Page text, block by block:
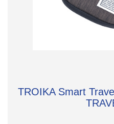
TROIKA Smart